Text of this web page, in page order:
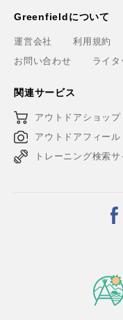
Greenfieldについて
運営会社 利用規約
お問い合わせ
ライタ
関連サービス
アウトドアショッ
アウトドアフィー
トレーニング検索